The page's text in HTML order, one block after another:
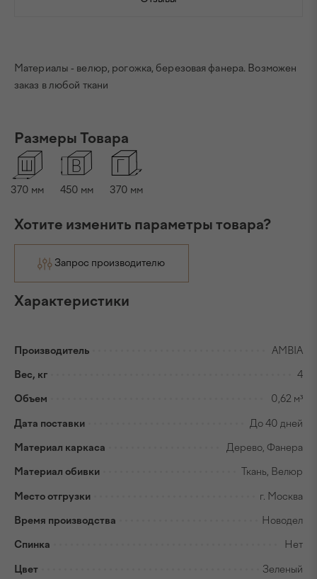
Материалы - велюр, рогожка, березовая фанера. Возможен
заказ в любой ткани
Размеры Товара
370 мм 450 мм 370 мм
Хотите изменить параметры товара?
Запрос производителю
Характеристики
Производитель AMBIA
Вес, кг 4
Объем 0,62 м³
Дата поставки До 40 дней
Материал каркаса Дерево, Фанера
Материал обивки Ткань, Велюр
Место отгрузки г. Москва
Время производства Новодел
Спинка Нет
Цвет Зеленый